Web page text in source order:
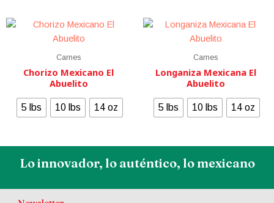
Carnes
Chorizo Mexicano El
Abuelito
5 lbs 10 lbs 14 oz
Carnes
Longaniza Mexicana El
Abuelito
5 lbs 10 lbs 14 oz
Lo innovador, lo auténtico, lo mexicano